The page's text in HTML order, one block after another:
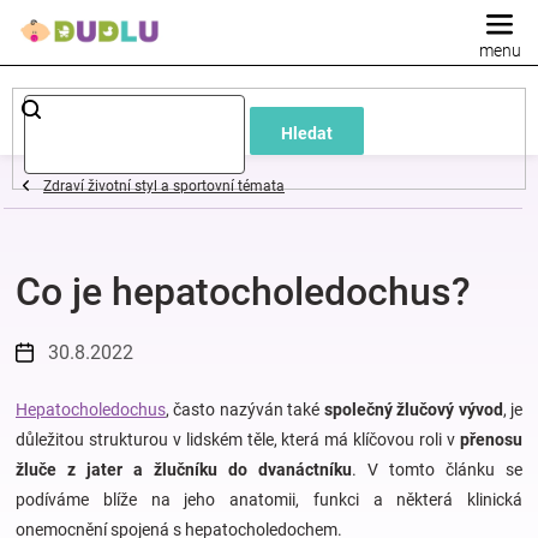
Hledat
Dětské
a
oblečení
Pokojíček
a
kojenecká
Zdraví životní styl a sportovní témata
Co je hepatocholedochus?
30.8.2022
Hepatocholedochus, často nazýván také společný žlučový vývod, je
důležitou strukturou v lidském těle, která má klíčovou roli v přenosu
žluče z jater a žlučníku do dvanáctníku. V tomto článku se
podíváme blíže na jeho anatomii, funkci a některá klinická
onemocnění spojená s hepatocholedochem.